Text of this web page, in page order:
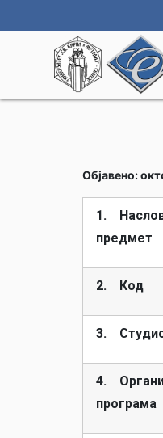
Објавено:
1. Наслов
предмет
2. Код
3.
4.
програма